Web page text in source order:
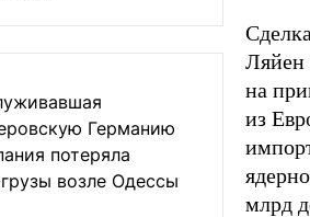
Германию
потеряла
возле Одессы
Ляйен
на
из
млрд